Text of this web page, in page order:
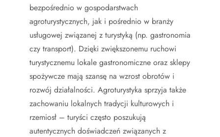
bezpośrednio w gospodarstwach
agroturystycznych, jak i pośrednio w branży
usługowej związanej z turystyką (np. gastronomia
czy transport). Dzięki zwiększonemu ruchowi
turystycznemu lokale gastronomiczne oraz sklepy
spożywcze mają szansę na wzrost obrotów i
rozwój działalności. Agroturystyka sprzyja także
zachowaniu lokalnych tradycji kulturowych i
rzemiosł – turyści często poszukują
autentycznych doświadczeń związanych z